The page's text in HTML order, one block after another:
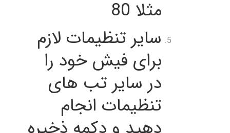
مثلا 80
سایر تنظیمات لازم
برای فیش خود را
در سایر تب های
تنظیمات انجام